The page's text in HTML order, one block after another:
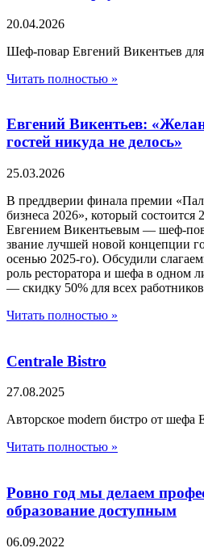
20.04.2026
Шеф-повар Евгений Викентьев
Читать полностью »
Евгений Викентьев:
гостей никуда не делось»
25.03.2026
В преддверии финала премии
бизнеса 2026», который
Евгением Викентьевым — шеф-
звание лучшей новой концепции
осенью 2025-го). Обсудили
роль ресторатора и шефа в
— скидку 50% для всех
Читать полностью »
Centrale Bistro
27.08.2025
Авторское modern бистро от шефа
Читать полностью »
Ровно год мы делаем
образование доступным
06.09.2022